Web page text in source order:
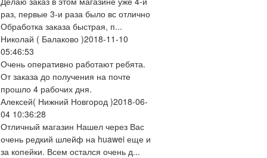
раз, первые 3-и раза было вс отлично
Обработка заказа быстрая, п...
Николай ( Балаково )2018-11-10
05:46:53
Очень оперативно работают ребята.
От заказа до получения на почте
прошло 4 рабочих дня.
Алексей( Нижний Новгород )2018-06-
04 10:36:28
Отличный магазин Нашел через Вас
очень редкий шлейф на huawei еще и
за копейки. Всем остался очень д...